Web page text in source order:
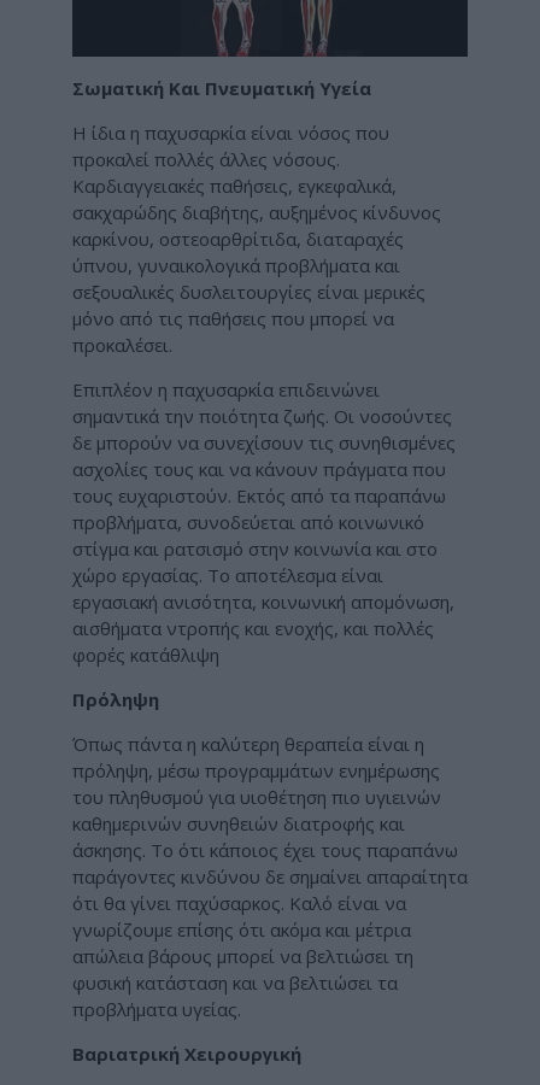
Σωματική Και Πνευματική Υγεία
Η ίδια η παχυσαρκία είναι νόσος που
προκαλεί πολλές άλλες νόσους.
Καρδιαγγειακές παθήσεις, εγκεφαλικά,
σακχαρώδης διαβήτης, αυξημένος κίνδυνος
καρκίνου, οστεοαρθρίτιδα, διαταραχές
ύπνου, γυναικολογικά προβλήματα και
σεξουαλικές δυσλειτουργίες είναι μερικές
μόνο από τις παθήσεις που μπορεί να
προκαλέσει.
Επιπλέον η παχυσαρκία επιδεινώνει
σημαντικά την ποιότητα ζωής. Οι νοσούντες
δε μπορούν να συνεχίσουν τις συνηθισμένες
ασχολίες τους και να κάνουν πράγματα που
τους ευχαριστούν. Εκτός από τα παραπάνω
προβλήματα, συνοδεύεται από κοινωνικό
στίγμα και ρατσισμό στην κοινωνία και στο
χώρο εργασίας. Το αποτέλεσμα είναι
εργασιακή ανισότητα, κοινωνική απομόνωση,
αισθήματα ντροπής και ενοχής, και πολλές
φορές κατάθλιψη
Πρόληψη
Όπως πάντα η καλύτερη θεραπεία είναι η
πρόληψη, μέσω προγραμμάτων ενημέρωσης
του πληθυσμού για υιοθέτηση πιο υγιεινών
καθημερινών συνηθειών διατροφής και
άσκησης. Το ότι κάποιος έχει τους παραπάνω
παράγοντες κινδύνου δε σημαίνει απαραίτητα
ότι θα γίνει παχύσαρκος. Καλό είναι να
γνωρίζουμε επίσης ότι ακόμα και μέτρια
απώλεια βάρους μπορεί να βελτιώσει τη
φυσική κατάσταση και να βελτιώσει τα
προβλήματα υγείας.
Βαριατρική Χειρουργική